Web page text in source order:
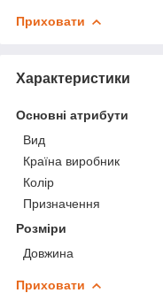
Приховати
Характеристики
Основні атрибути
Вид
Країна виробник
Колір
Призначення
Розміри
Довжина
Приховати